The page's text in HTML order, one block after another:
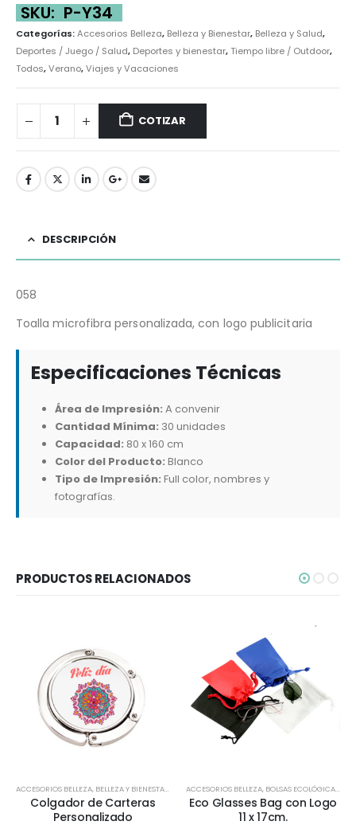
SKU: P-Y34
Categorías:Accesorios Belleza, Belleza y Bienestar, Belleza y Salud,
Deportes / Juego / Salud, Deportes y bienestar,Tiempo libre / Outdoor,
Todos,Verano,Viajes y Vacaciones
COTIZAR
DESCRIPCIÓN
058
Toalla microfibra personalizada, con logo publicitaria
Especificaciones Técnicas
Área de Impresión: A convenir
Cantidad Mínima: 30 unidades
Capacidad: 80 x 160 cm
Color del Producto: Blanco
Tipo de Impresión: Full color, nombres y
fotografías.
PRODUCTOS RELACIONADOS
ACCESORIOS BELLEZA, BELLEZA Y BIENESTAR BELLEZA Y SALUD, TODOS,VIAJES Y VACACIONES
Colgador de Carteras
Personalizado
ACCESORIOS BELLEZA, BOLSAS ECOLÓGICAS TNT
Eco Glasses Bag con Logo
11 x 17cm.